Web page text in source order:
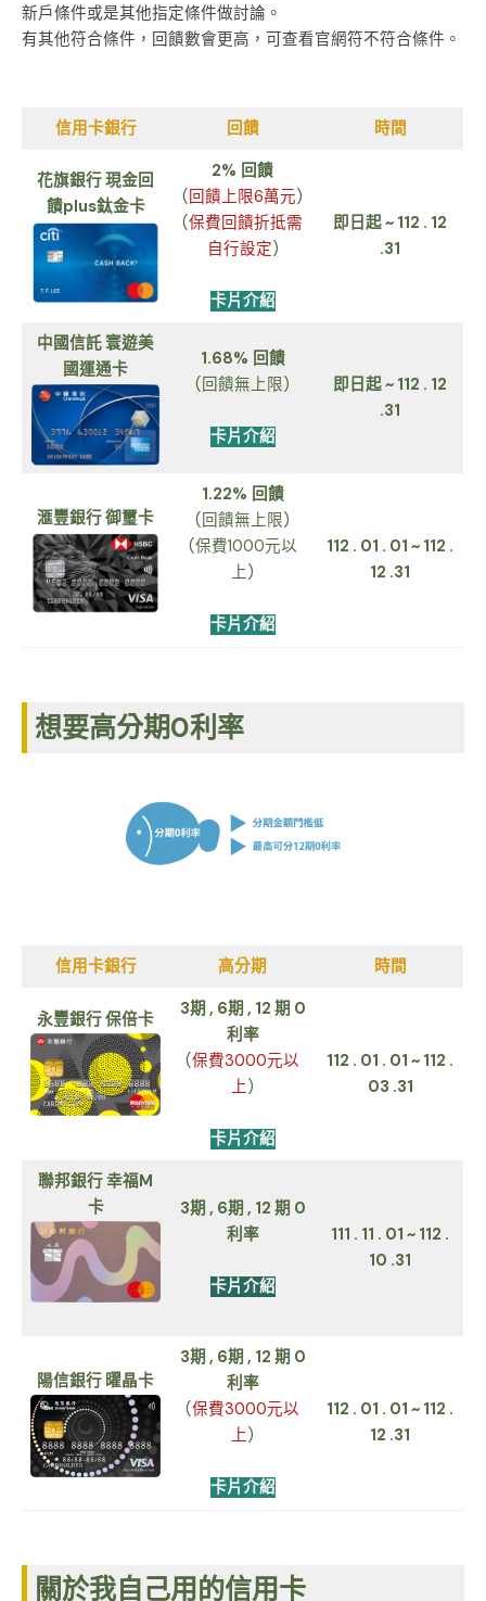
新戶條件或是其他指定條件做討論。
有其他符合條件，回饋數會更高，可查看官網符不符合條件。
信用卡銀行 回饋 時間
花旗銀行 現金回
饋plus鈦金卡
2% 回饋
(回饋上限6萬元)
(保費回饋折抵需
自行設定)
卡片介紹
即日起 ~ 112 . 12
.31
中國信託 寰遊美
國運通卡
1.68% 回饋
(回饋無上限)
卡片介紹
即日起 ~ 112 . 12
.31
滙豐銀行 御璽卡
1.22% 回饋
(回饋無上限)
(保費1000元以
上)
卡片介紹
112 . 01 . 01 ~ 112 .
12 .31
想要高分期0利率
信用卡銀行 高分期 時間
永豐銀行 保倍卡
3期 , 6期 , 12 期 0
利率
(保費3000元以
上)
卡片介紹
112 . 01 . 01 ~ 112 .
03 .31
聯邦銀行 幸福M
卡
3期 , 6期 , 12 期 0
利率
卡片介紹
111 . 11 . 01 ~ 112 .
10 .31
陽信銀行 曜晶卡
3期 , 6期 , 12 期 0
利率
(保費3000元以
上)
卡片介紹
112 . 01 . 01 ~ 112 .
12 .31
關於我自己用的信用卡